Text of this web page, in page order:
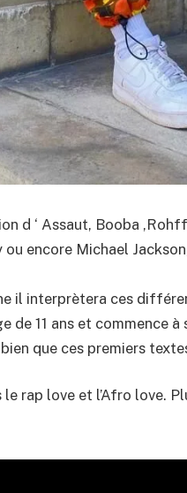
d ‘ Assaut, Booba
encore Michael
il interprètera ces
de 11 ans et commence
que ces premiers
le rap love et l’Afro love.